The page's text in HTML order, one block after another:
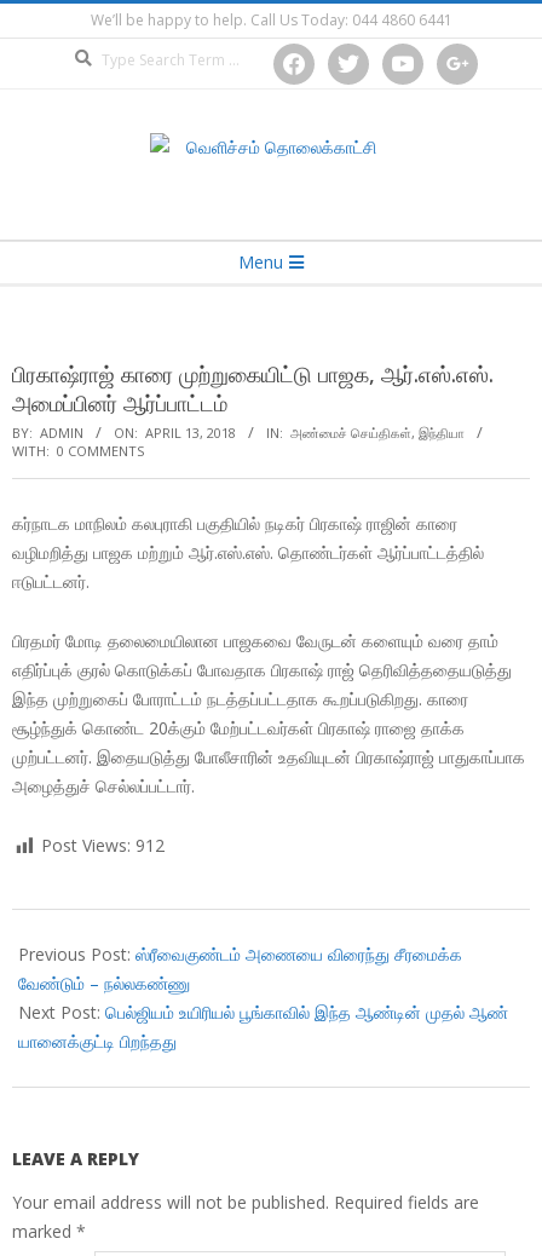
to
We’ll be happy to help. Call Us Today: 044 4860 6441
facebooktwitter youtube google
Menu
பிரகாஷ்ராஜ் காரை முற்றுகையிட்டு பாஜக, ஆர்.எஸ்.எஸ்.
அமைப்பினர் ஆர்ப்பாட்டம்
BY: ADMIN ON: APRIL 13, 2018 IN: அண்மைச் செய்திகள், இந்தியா
WITH: 0 COMMENTS
கர்நாடக மாநிலம் கலபுராகி பகுதியில் நடிகர் பிரகாஷ் ராஜின் காரை
வழிமறித்து பாஜக மற்றும் ஆர்.எஸ்.எஸ். தொண்டர்கள் ஆர்ப்பாட்டத்தில்
ஈடுபட்டனர்.
பிரதமர் மோடி தலைமையிலான பாஜகவை வேருடன் களையும் வரை தாம்
எதிர்ப்புக் குரல் கொடுக்கப் போவதாக பிரகாஷ் ராஜ் தெரிவித்ததையடுத்து
இந்த முற்றுகைப் போராட்டம் நடத்தப்பட்டதாக கூறப்படுகிறது. காரை
சூழ்ந்துக் கொண்ட 20க்கும் மேற்பட்டவர்கள் பிரகாஷ் ராஜை தாக்க
முற்பட்டனர். இதையடுத்து போலீசாரின் உதவியுடன் பிரகாஷ்ராஜ் பாதுகாப்பாக
அழைத்துச் செல்லப்பட்டார்.
Post Views: 912
04-
13
Previous Post: ஸ்ரீவைகுண்டம் அணையை விரைந்து சீரமைக்க
வேண்டும் – நல்லகண்ணு
Next Post: பெல்ஜியம் உயிரியல் பூங்காவில் இந்த ஆண்டின் முதல் ஆண்
யானைக்குட்டி பிறந்தது
LEAVE A REPLY
Your email address will not be published. Required fields are
marked *